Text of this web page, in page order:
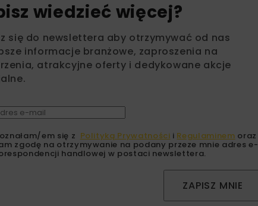
wiedzieć więcej?
się do newslettera aby otrzymywać od nas
informacje branżowe, zaproszenia na
atrakcyjne oferty i dedykowane akcje
em się z Polityką Prywatności i Regulaminem oraz
zgodę na otrzymywanie na podany przeze mnie adres e-
handlowej w postaci newslettera.
ZAPISZ MNIE